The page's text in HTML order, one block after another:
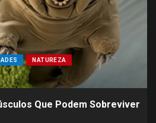
NATUREZA
Que Podem Sobreviver